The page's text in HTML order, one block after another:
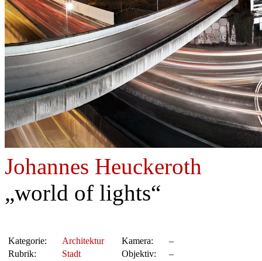
Johannes Heuckeroth
„world of lights“
Kategorie:
Architektur
Rubrik:
Stadt
Kamera:
–
Objektiv:
–